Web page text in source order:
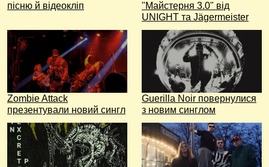
пісню й відеокліп
"Майстерня 3.0" від
UNIGHT та Jägermeister
Zombie Attack
презентували новий сингл
Guerilla Noir повернулися
з новим синглом